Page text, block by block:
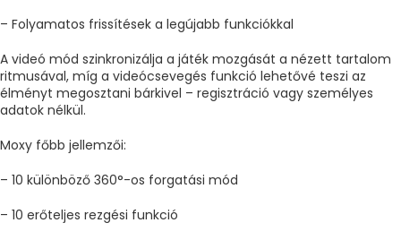
– Folyamatos frissítések a legújabb funkciókkal
A videó mód szinkronizálja a játék mozgását a nézett tartalom
ritmusával, míg a videócsevegés funkció lehetővé teszi az
élményt megosztani bárkivel – regisztráció vagy személyes
adatok nélkül.
Moxy főbb jellemzői:
– 10 különböző 360°-os forgatási mód
– 10 erőteljes rezgési funkció